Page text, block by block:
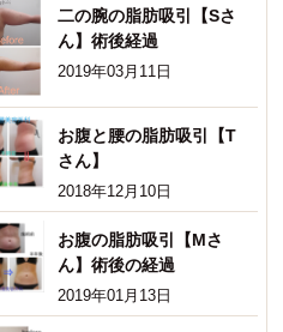
二の腕の脂肪吸引【Sさ
ん】術後経過
2019年03月11日
お腹と腰の脂肪吸引【T
さん】
2018年12月10日
お腹の脂肪吸引【Mさ
ん】術後の経過
2019年01月13日